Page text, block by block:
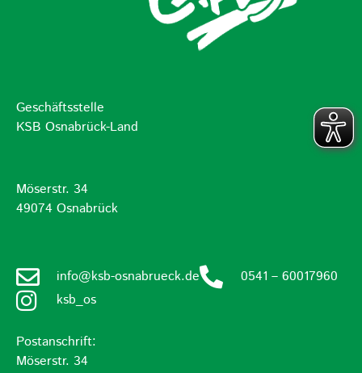
Geschäftsstelle
KSB Osnabrück-Land
Möserstr. 34
49074 Osnabrück
info@ksb-osnabrueck.de
0541 – 60017960
ksb_os
Postanschrift:
Möserstr. 34